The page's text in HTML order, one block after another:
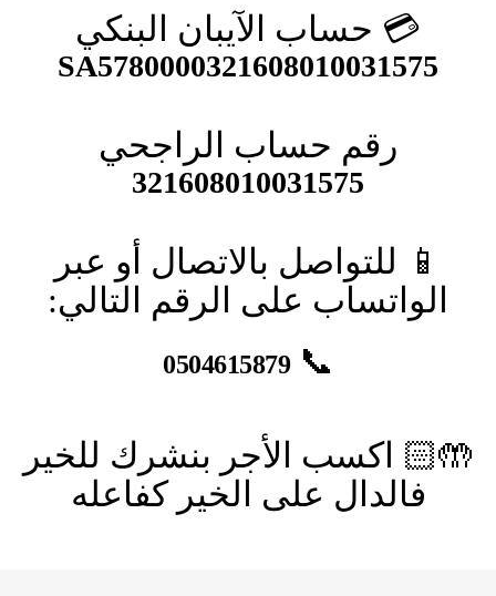
💳 حساب الآيبان البنكي
SA5780000321608010031575
رقم حساب الراجحي
321608010031575
📱 للتواصل بالاتصال أو عبر
الواتساب على الرقم التالي:
📞
0504615879
🤲🏻 اكسب الأجر بنشرك للخير
فالدال على الخير كفاعله